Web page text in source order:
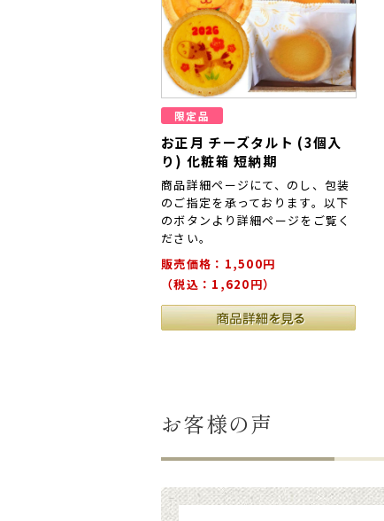
限定品
お正月 チーズタルト (3個入
り) 化粧箱 短納期
商品詳細ページにて、のし、包装
のご指定を承っております。以下
のボタンより詳細ページをご覧く
ださい。
販売価格：1,500円
（税込：1,620円）
お客様の声